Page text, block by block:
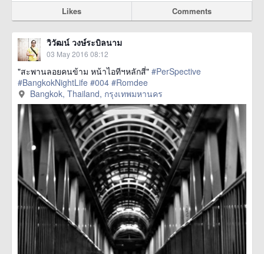
Likes Comments
วิวัฒน์ วงษ์ระบิลนาม
03 May 2016 08:12
"สะพานลอยคนข้าม หน้าไอทีฯหลักสี่" #PerSpective
#BangkokNightLife #004 #Romdee
Bangkok, Thailand, กรุงเทพมหานคร